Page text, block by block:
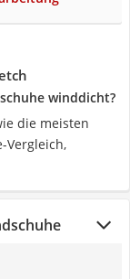
winddicht?
die meisten
Vergleich,